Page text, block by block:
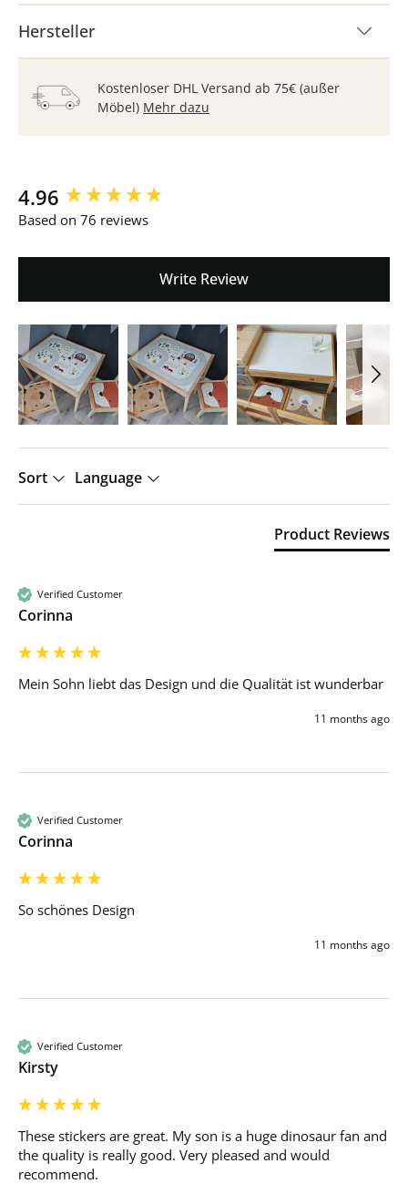
Hersteller
Kostenloser DHL Versand ab 75€ (außer
Möbel) Mehr dazu
4.96
Based on 76 reviews
Write Review
Sort Language
Product Reviews
Verified Customer
Corinna
Mein Sohn liebt das Design und die Qualität ist wunderbar
11 months ago
Verified Customer
Corinna
So schönes Design
11 months ago
Verified Customer
Kirsty
These stickers are great. My son is a huge dinosaur fan and
the quality is really good. Very pleased and would
recommend.
New content loaded